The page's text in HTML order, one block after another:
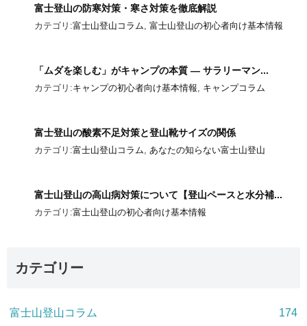
富士登山の防寒対策・寒さ対策を徹底解説
カテゴリ:富士山登山コラム 富士山登山の初心者向け基本情報
「ムダを楽しむ」がキャンプの本質 ― サラリーマン...
カテゴリ:キャンプの初心者向け基本情報 キャンプコラム
富士登山の酸素不足対策と登山靴サイズの関係
カテゴリ:富士山登山コラム あなたの知らない富士山登山
富士山登山の高山病対策について【登山ペースと水分補...
カテゴリ:富士山登山の初心者向け基本情報
カテゴリー
富士山登山コラム 174